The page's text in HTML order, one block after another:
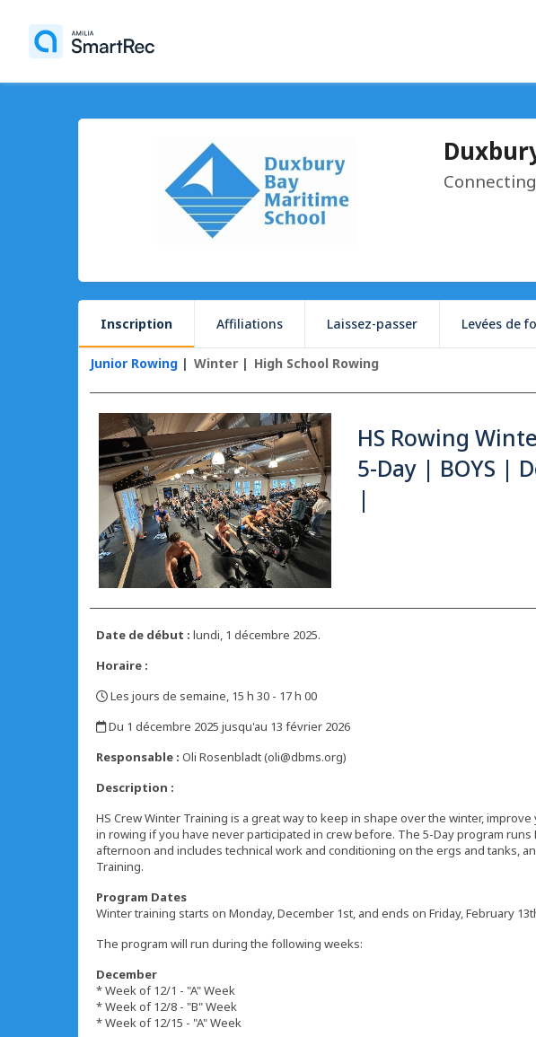
Inscription Affiliations Laissez-passer Levées de
Junior Rowing Winter High School Rowing
HS Rowing
5-Day | BOYS |
|
Date de début : lundi, 1 décembre 2025.
Horaire :
Les jours de semaine, 15 h 30 - 17 h 00
Du 1 décembre 2025 jusqu'au 13 février 2026
Responsable : Oli Rosenbladt (oli@dbms.org)
Description :
HS Crew Winter Training is a great way to keep in shape over the winter,
in rowing if you have never participated in crew before. The 5-Day program runs
afternoon and includes technical work and conditioning on the ergs and tanks,
Training.
Program Dates
Winter training starts on Monday, December 1st, and ends on Friday, February
The program will run during the following weeks:
December
* Week of 12/1 - "A" Week
* Week of 12/8 - "B" Week
* Week of 12/15 - "A" Week